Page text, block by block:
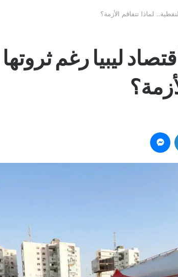
لماذا تتفاقم الأزمة؟
ليبيا رغم ثروتها
لينكدإن